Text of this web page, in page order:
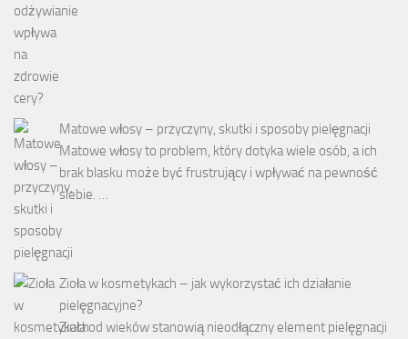
Matowe włosy – przyczyny, skutki i sposoby pielęgnacji
Matowe włosy to problem, który dotyka wiele osób, a ich
brak blasku może być frustrujący i wpływać na pewność
siebie. …
Zioła w kosmetykach – jak wykorzystać ich działanie
pielęgnacyjne?
Zioła od wieków stanowią nieodłączny element pielęgnacji